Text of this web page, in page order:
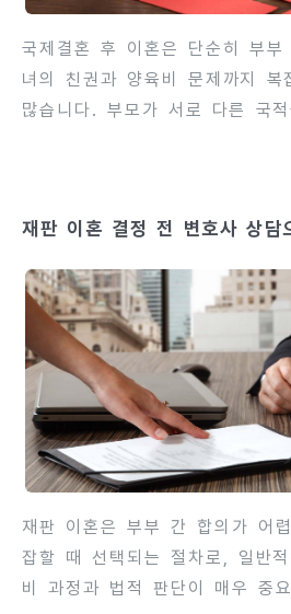
국제결혼 후 이혼은 단순히 부
녀의 친권과 양육비 문제까지 복
많습니다. 부모가 서로 다른 국
와 직결되므로, 국제결혼 이혼에
무심코 처리할 경우, 양육권 분
장기적 문제가 발생할 수 있습니
제결혼 이혼 시 자녀 친권과 양
적 쟁점, 실제 사례에서 주의해
안내합니다.contents 1. 국제
정의 기본 원칙국제결..
재판 이혼 결정 전 변호사 상담
재판 이혼은 부부 간 합의가 어
잡할 때 선택되는 절차로, 일반
비 과정과 법적 판단이 매우 중